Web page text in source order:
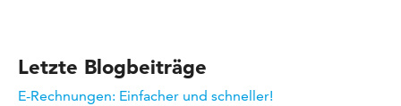
Letzte Blogbeiträge
E-Rechnungen: Einfacher und schneller!